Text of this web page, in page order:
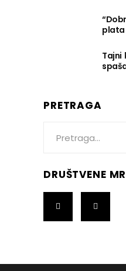
plata
Tajni
PRETRAGA
DRUŠTVENE